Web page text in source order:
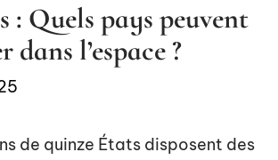
: Quels pays peuvent
dans l’espace ?
de quinze États disposent des